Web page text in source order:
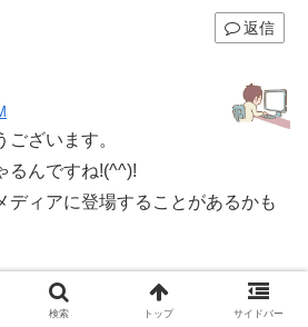
返信
ございます。
るんですね!(^^)!
ディアに登場することがあるかも
返信
検索 トップ サイドバー